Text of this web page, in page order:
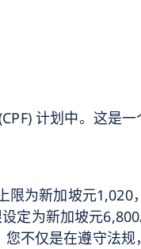
计划中。这是
限为新加坡元1,020
定为新加坡元
不仅是在遵守法